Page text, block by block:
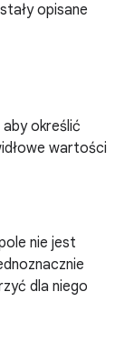
opisane
określić
wartości
nie jest
dla niego